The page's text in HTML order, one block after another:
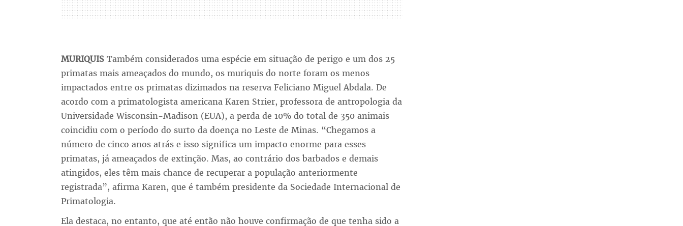
MURIQUISTambém considerados uma espécie em situação de perigo e um dos 25
primatas mais ameaçados do mundo, os muriquis do norte foram os menos
impactados entre os primatas dizimados na reserva Feliciano Miguel Abdala. De
acordo com a primatologista americana Karen Strier, professora de antropologia da
Universidade Wisconsin-Madison (EUA), a perda de 10% do total de 350 animais
coincidiu com o período do surto da doença no Leste de Minas. “Chegamos a
número de cinco anos atrás e isso significa um impacto enorme para esses
primatas, já ameaçados de extinção. Mas, ao contrário dos barbados e demais
atingidos, eles têm mais chance de recuperar a população anteriormente
registrada”, afirma Karen, que é também presidente da Sociedade Internacional de
Primatologia.
Ela destaca, no entanto, que até então não houve confirmação de que tenha sido a